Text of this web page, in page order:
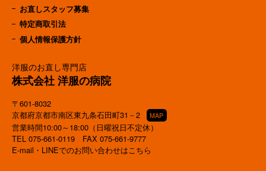
洋服のお直し専門店
株式会社 洋服の病院
〒601-8032
京都府京都市南区東九条石田町31－2
MAP
営業時間10:00～18:00（日曜祝日不定休）
TEL 075-661-0119 FAX 075-661-9777
E-mail・LINEでのお問い合わせはこちら
お直しスタッフ募集
特定商取引法
個人情報保護方針